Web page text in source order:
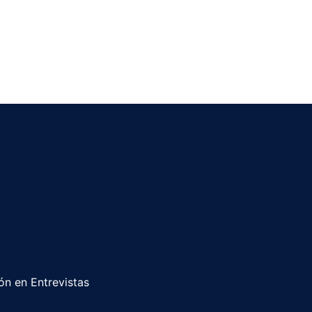
en Entrevistas